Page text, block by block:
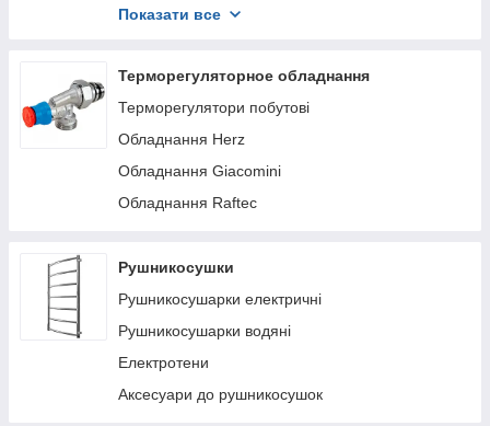
Термостатичні головки
Показати все
Терморегуляторное обладнання
Терморегулятори побутові
Обладнання Herz
Обладнання Giacomini
Обладнання Raftec
Рушникосушки
Рушникосушарки електричні
Рушникосушарки водяні
Електротени
Аксесуари до рушникосушок